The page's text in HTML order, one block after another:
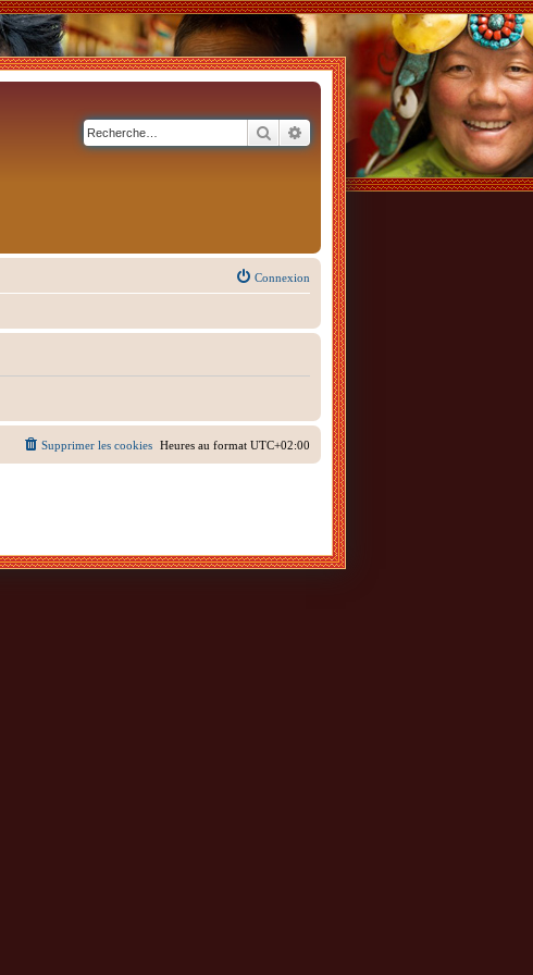
RechercherRecherche avancée
Connexion
Heures au format UTC+02:00
Supprimer les cookies